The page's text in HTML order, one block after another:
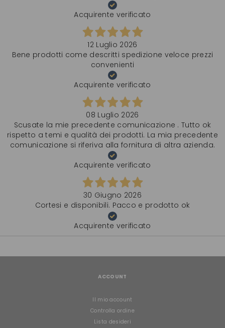
Acquirente verificato
12 Luglio 2026
Bene prodotti come descritti spedizione veloce prezzi
convenienti
Acquirente verificato
08 Luglio 2026
Scusate la mie precedente comunicazione . Tutto ok
rispetto a temi e qualità dei prodotti. La mia precedente
comunicazione si riferiva alla fornitura di altra azienda.
Acquirente verificato
30 Giugno 2026
Cortesi e disponibili. Pacco e prodotto ok
Acquirente verificato
ACCOUNT
Il mio account
Controlla ordine
Lista desideri